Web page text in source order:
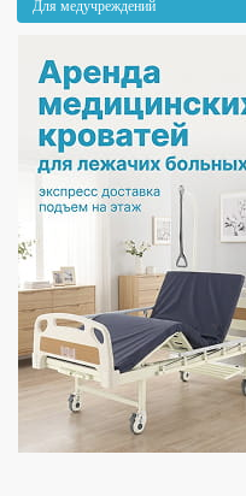
Для медучреждений